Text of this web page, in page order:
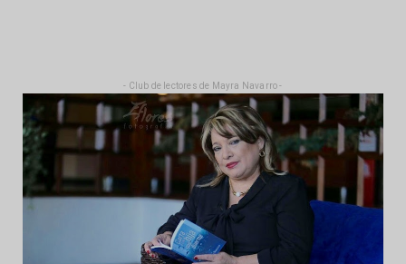
- Club de lectores de Mayra Navarro -